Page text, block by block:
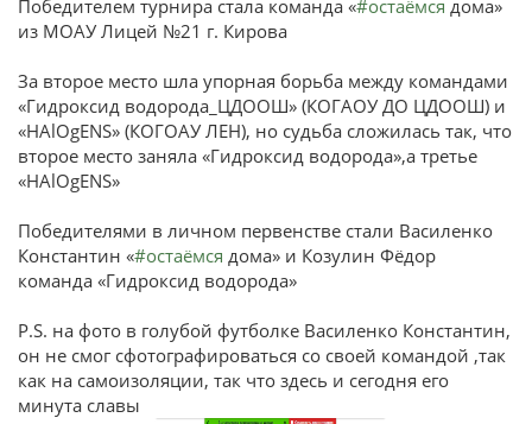
Победителем турнира стала команда «#остаёмся дома»
из МОАУ Лицей №21 г. Кирова
За второе место шла упорная борьба между командами
«Гидроксид водорода_ЦДООШ» (КОГАОУ ДО ЦДООШ) и
«HAlOgENS» (КОГОАУ ЛЕН), но судьба сложилась так, что
второе место заняла «Гидроксид водорода»,а третье
«HAlOgENS»
Победителями в личном первенстве стали Василенко
Константин «#остаёмся дома» и Козулин Фёдор
команда «Гидроксид водорода»
P.S. на фото в голубой футболке Василенко Константин,
он не смог сфотографироваться со своей командой ,так
как на самоизоляции, так что здесь и сегодня его
минута славы